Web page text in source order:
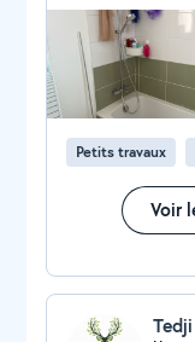
Petits travaux
Voir